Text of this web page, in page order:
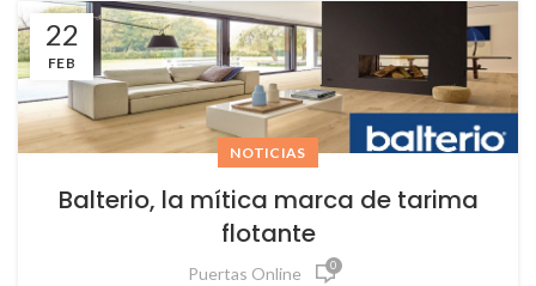
22
FEB
NOTICIAS
Balterio, la mítica marca de tarima
flotante
Puertas Online 0